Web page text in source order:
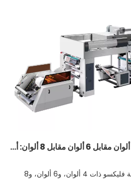
آلة الطباعة فليكسو ذات 4 ألوان مقابل 6 ألوان مقابل 8 ألوان: أيهما يناسب طلباتك؟
إن الاختيار بين ماكينات الطباعة فليكسو ذات 4 ألوان، و6 ألوان، و8